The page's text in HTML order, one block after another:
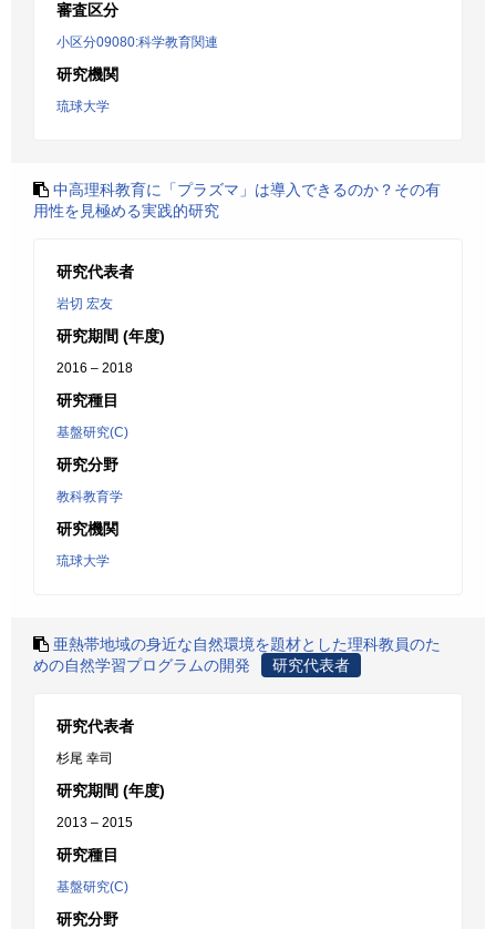
審査区分
小区分09080:科学教育関連
研究機関
琉球大学
中高理科教育に「プラズマ」は導入できるのか？その有
用性を見極める実践的研究
研究代表者
岩切 宏友
研究期間 (年度)
2016 – 2018
研究種目
基盤研究(C)
研究分野
教科教育学
研究機関
琉球大学
亜熱帯地域の身近な自然環境を題材とした理科教員のた
めの自然学習プログラムの開発
研究代表者
研究代表者
杉尾 幸司
研究期間 (年度)
2013 – 2015
研究種目
基盤研究(C)
研究分野